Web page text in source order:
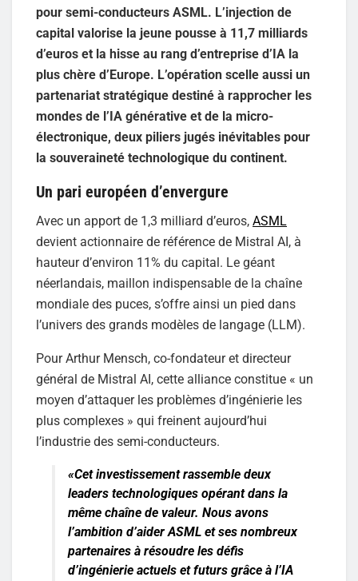
pour semi-conducteurs ASML. L’injection de
capital valorise la jeune pousse à 11,7 milliards
d’euros et la hisse au rang d’entreprise d’IA la
plus chère d’Europe. L’opération scelle aussi un
partenariat stratégique destiné à rapprocher les
mondes de l’IA générative et de la micro-
électronique, deux piliers jugés inévitables pour
la souveraineté technologique du continent.
Un pari européen d’envergure
Avec un apport de 1,3 milliard d’euros, ASML
devient actionnaire de référence de Mistral AI, à
hauteur d’environ 11% du capital. Le géant
néerlandais, maillon indispensable de la chaîne
mondiale des puces, s’offre ainsi un pied dans
l’univers des grands modèles de langage (LLM).
Pour Arthur Mensch, co-fondateur et directeur
général de Mistral AI, cette alliance constitue « un
moyen d’attaquer les problèmes d’ingénierie les
plus complexes » qui freinent aujourd’hui
l’industrie des semi-conducteurs.
«Cet investissement rassemble deux
leaders technologiques opérant dans la
même chaîne de valeur. Nous avons
l’ambition d’aider ASML et ses nombreux
partenaires à résoudre les défis
d’ingénierie actuels et futurs grâce à l’IA